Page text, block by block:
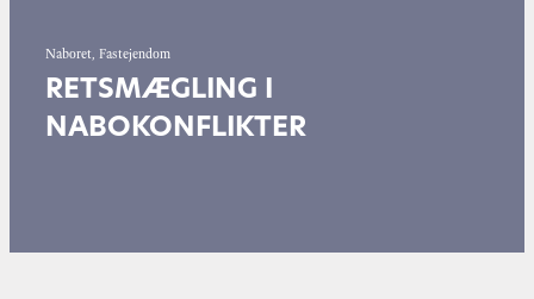
Naboret, Fastejendom
RETSMÆGLING I
NABOKONFLIKTER